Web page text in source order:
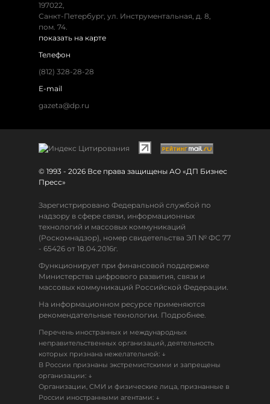
197022,
Санкт-Петербург, ул. Инструментальная, д. 8,
пом. 74.
показать на карте
Телефон
(812) 328-28-28
E-mail
gazeta@dp.ru
© 1993 - 2026 Все права защищены АО «ДП Бизнес
Пресс»
Зарегистрировано Федеральной службой по
надзору в сфере связи, информационных
технологий и массовых коммуникаций
(Роскомнадзор), номер свидетельства ЭЛ № ФС 77
- 65426 от 18.04.2016г.
Функционирует при финансовой поддержке
Министерства цифрового развития, связи и
массовых коммуникаций Российской Федерации.
На информационном ресурсе применяются
рекомендательные технологии. Подробнее.
Перечень иностранных и международных
неправительственных организаций, деятельность
которых признана нежелательной: ↓
В России признаны экстремистскими и запрещены
организации: ↓
Организации, СМИ и физические лица, признанные в
России иностранными агентами: ↓